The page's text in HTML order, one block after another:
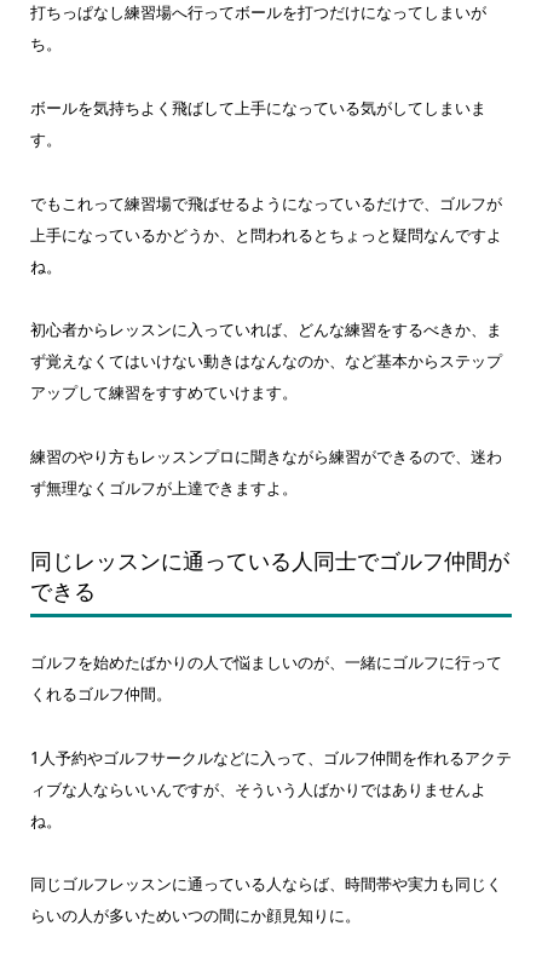
打ちっぱなし練習場へ行ってボールを打つだけになってしまいが
ち。
ボールを気持ちよく飛ばして上手になっている気がしてしまいま
す。
でもこれって練習場で飛ばせるようになっているだけで、ゴルフが
上手になっているかどうか、と問われるとちょっと疑問なんですよ
ね。
初心者からレッスンに入っていれば、どんな練習をするべきか、ま
ず覚えなくてはいけない動きはなんなのか、など基本からステップ
アップして練習をすすめていけます。
練習のやり方もレッスンプロに聞きながら練習ができるので、迷わ
ず無理なくゴルフが上達できますよ。
同じレッスンに通っている人同士でゴルフ仲間が
できる
ゴルフを始めたばかりの人で悩ましいのが、一緒にゴルフに行って
くれるゴルフ仲間。
1人予約やゴルフサークルなどに入って、ゴルフ仲間を作れるアクテ
ィブな人ならいいんですが、そういう人ばかりではありませんよ
ね。
同じゴルフレッスンに通っている人ならば、時間帯や実力も同じく
らいの人が多いためいつの間にか顔見知りに。